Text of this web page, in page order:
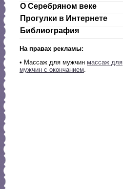
О Серебряном веке
Прогулки в Интернете
Библиография
На правах рекламы:
• Массаж для мужчин массаж для
мужчин с окончанием.